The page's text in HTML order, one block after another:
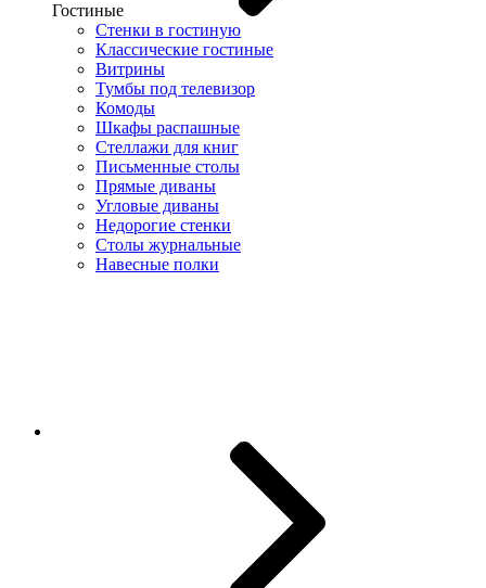
Гостиные
Стенки в гостиную
Классические гостиные
Витрины
Тумбы под телевизор
Комоды
Шкафы распашные
Стеллажи для книг
Письменные столы
Прямые диваны
Угловые диваны
Недорогие стенки
Столы журнальные
Навесные полки